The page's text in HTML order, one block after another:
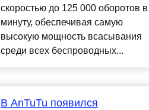
скоростью до 125 000 оборотов в
минуту, обеспечивая самую
высокую мощность всасывания
среди всех беспроводных...
В AnTuTu появился